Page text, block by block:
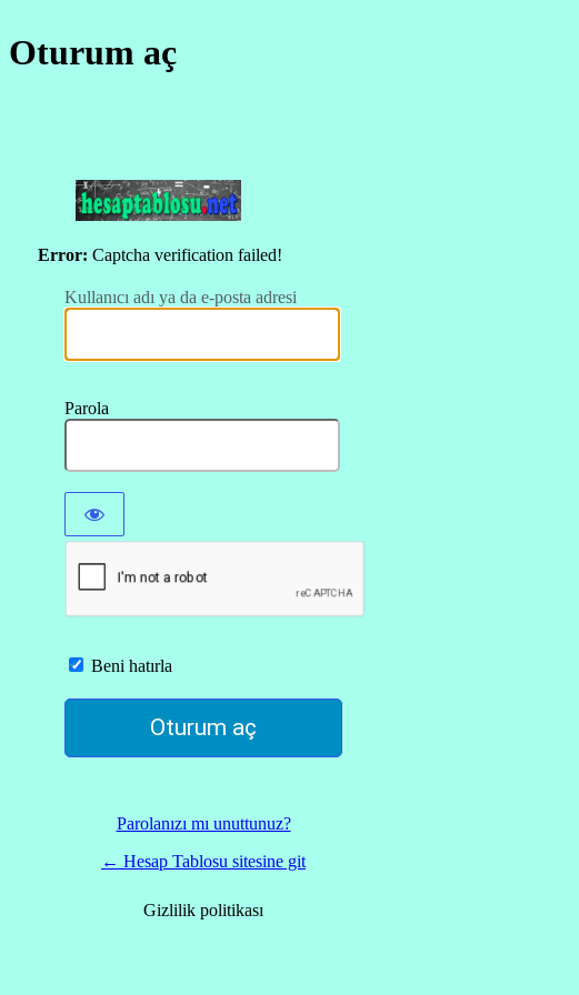
Oturum aç
Error: Captcha verification failed!
Kullanıcı adı ya da e-posta adresi
Parola
Beni hatırla
Parolanızı mı unuttunuz?
← Hesap Tablosu sitesine git
Gizlilik politikası